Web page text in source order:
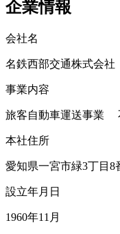
企業情報
会社名
名鉄西部交通株式会社
事業内容
旅客自動車運送事業
本社住所
愛知県一宮市緑3丁目8
設立年月日
1960年11月